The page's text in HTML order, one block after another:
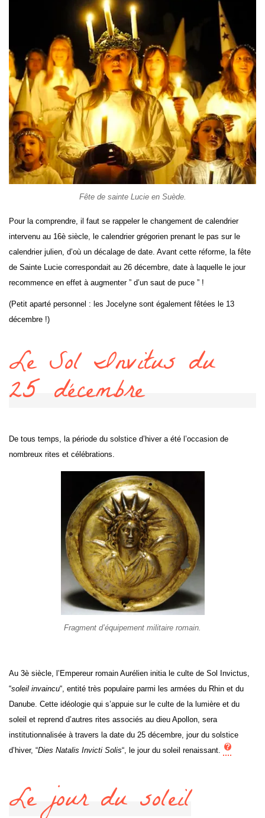
Fête de sainte Lucie en Suède.
Pour la comprendre, il faut se rappeler le changement de calendrier
intervenu au 16è siècle, le calendrier grégorien prenant le pas sur le
calendrier julien, d’où un décalage de date. Avant cette réforme, la fête
de Sainte Lucie correspondait au 26 décembre, date à laquelle le jour
recommence en effet à augmenter ” d’un saut de puce ” !
(Petit aparté personnel : les Jocelyne sont également fêtées le 13
décembre !)
Le Sol Invitus du
25 décembre
De tous temps, la période du solstice d’hiver a été l’occasion de
nombreux rites et célébrations.
Fragment d’équipement militaire romain.
Au 3è siècle, l’Empereur romain Aurélien initia le culte de Sol Invictus,
“soleil invaincu“, entité très populaire parmi les armées du Rhin et du
Danube. Cette idéologie qui s’appuie sur le culte de la lumière et du
soleil et reprend d’autres rites associés au dieu Apollon, sera
institutionnalisée à travers la date du 25 décembre, jour du solstice
d’hiver, “Dies Natalis Invicti Solis“, le jour du soleil renaissant.
Le jour du soleil